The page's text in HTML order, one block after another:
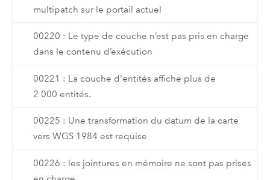
multipatch sur le portail actuel
00220 : Le type de couche n’est pas pris en charge
dans le contenu d’exécution
00221 : La couche d'entités affiche plus de
2 000 entités.
00225 : Une transformation du datum de la carte
vers WGS 1984 est requise
00226 : les jointures en mémoire ne sont pas prises